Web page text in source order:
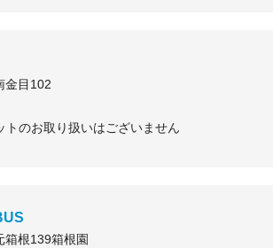
金目102
トのお取り扱いはございません
箱根139箱根園